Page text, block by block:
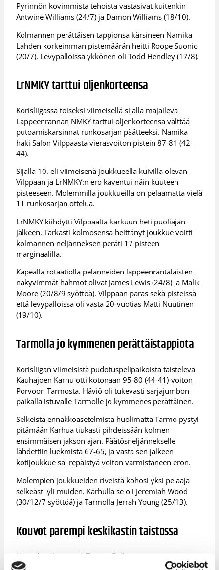
Pyrinnön kovimmista tehoista vastasivat kuitenkin
Antwine Williams (24/7) ja Damon Williams (18/10).
Kolmannen perättäisen tappionsa kärsineen Namika
Lahden korkeimman pistemäärän heitti Roope Suonio
(20/7). Levypalloissa ykkönen oli Todd Hendley (17/8).
LrNMKY tarttui oljenkorteensa
Korisliigassa toiseksi viimeisellä sijalla majaileva
Lappeenrannan NMKY tarttui oljenkorteensa välttää
putoamiskarsinnat runkosarjan päätteeksi. Namika
haki Salon Vilppaasta vierasvoiton pistein 87-81 (42-
44).
Sijalla 10. eli viimeisenä joukkueella kuivilla olevan
Vilppaan ja LrNMKY:n ero kaventui näin kuuteen
pisteeseen. Molemmilla joukkueilla on pelaamatta vielä
11 runkosarjan ottelua.
LrNMKY kiihdytti Vilppaalta karkuun heti puoliajan
jälkeen. Tarkasti kolmosensa heittänyt joukkue voitti
kolmannen neljänneksen peräti 17 pisteen
marginaalilla.
Kapealla rotaatiolla pelanneiden lappeenrantalaisten
näkyvimmät hahmot olivat James Lewis (24/8) ja Malik
Moore (20/8/9 syöttöä). Vilppaan paras sekä pisteissä
että levypalloissa oli vasta 20-vuotias Matti Nuutinen
(19/10).
Tarmolla jo kymmenen perättäistappiota
Korisliigan viimeisistä pudotuspelipaikoista taisteleva
Kauhajoen Karhu otti kotonaan 95-80 (44-41)-voiton
Porvoon Tarmosta. Häviö oli tukevasti sarjajumbon
paikalla istuvalle Tarmolle jo kymmenes perättäinen.
Selkeistä ennakkoasetelmista huolimatta Tarmo pystyi
pitämään Karhua tiukasti pihdeissään kolmen
ensimmäisen jakson ajan. Päätösneljännekselle
lähdettiin luekmista 67-65, ja vasta sen jälkeen
kotijoukkue sai repäistyä voiton varmistaneen eron.
Molempien joukkueiden riveistä kohosi yksi pelaaja
selkeästi yli muiden. Karhulla se oli Jeremiah Wood
(30/12/7 syöttöä) ja Tarmolla Jerrah Young (25/13).
Kouvot parempi keskikastin taistossa
Kouvolan Kouvot oli Torpan Poikia parempi
keskiviikkoisessa Korisliigan keskikastin kamppailussa.